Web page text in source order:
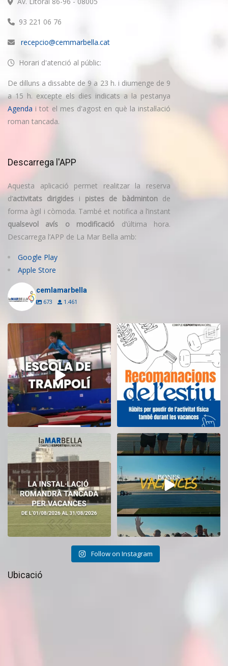
93 221 06 76
recepcio@cemmarbella.cat
Horari d'atenció al públic:
De dilluns a dissabte de 9 a 23 h. i diumenge de 9
a 15 h. excepte els dies indicats a la pestanya
Agenda i tot el mes d'agost en què la instal·lació
roman tancada.
Descarrega l'APP
Aquesta aplicació permet realitzar la reserva
d’activitats dirigides i pistes de bàdmintonde
forma àgil i còmoda. També et notifica a l’instant
qualsevol avís o modificació d’última hora.
Descarrega l’APP de La Mar Bella amb:
Google Play
Apple Store
cemlamarbella
673 1.461
Inscriu-te a l’Escola de Trampolí
del CEM
8 0
Aquest estiu, continua movent-te
i cuidant-te! ...
5 0
El CEM La Mar Bella romandrà
tancat durant el...
11
Tanquem una nova temporada al
CEM La Mar Bella. ...
Follow on Instagram
Ubicació